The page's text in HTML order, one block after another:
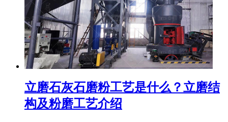
立磨石灰石磨粉工艺是什么？立磨结
构及粉磨工艺介绍